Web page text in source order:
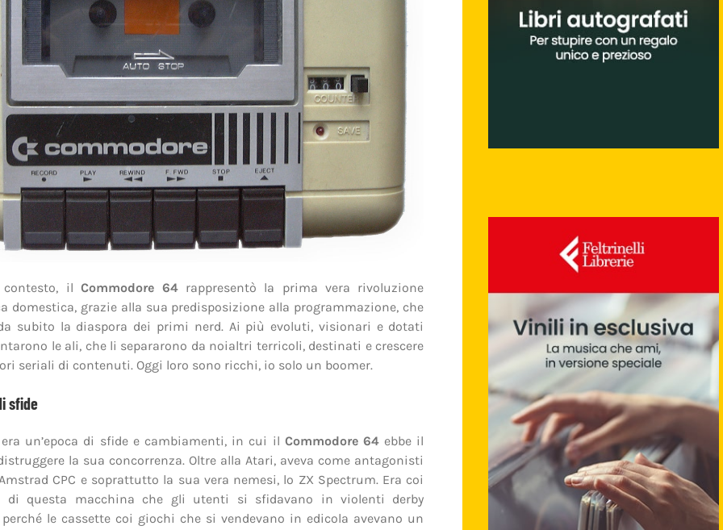
contesto, ilCommodore 64rappresentò la prima vera rivoluzione
domestica, grazie alla sua predisposizione alla programmazione, che
subito la diaspora dei primi nerd. Ai più evoluti, visionari e dotati
le ali, che li separarono da noialtri terricoli, destinati e crescere
seriali di contenuti. Oggi loro sono ricchi, io solo un boomer.
sfide
un’epoca di sfide e cambiamenti, in cui il Commodore 64 ebbe il
la sua concorrenza. Oltre alla Atari, aveva come antagonisti
CPC e soprattutto la sua vera nemesi, lo ZX Spectrum. Era coi
di questa macchina che gli utenti si sfidavano in violenti derby
le cassette coi giochi che si vendevano in edicola avevano un